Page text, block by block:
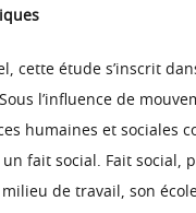
cette étude s’inscrit
l’influence de
humaines et sociales
un fait social. Fait
de travail, son